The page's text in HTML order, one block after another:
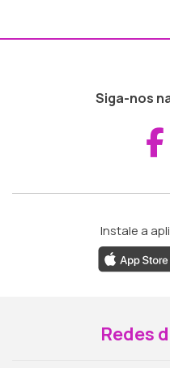
Siga-nos
Instale a
Redes